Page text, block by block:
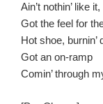
Ain’t nothin’ like
Got the feel for
Hot shoe, burnin’
Got an on-ramp
Comin’ through